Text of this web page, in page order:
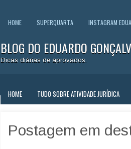
HOME SUPERQUARTA INSTAGRAM
BLOG DO EDUARDO
Dicas diárias de aprovados.
HOME TUDO SOBRE ATIVIDADE JURÍDICA
Postagem em